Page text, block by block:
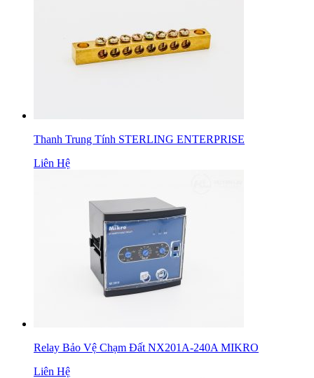
Thanh Trung Tính STERLING ENTERPRISE
Liên Hệ
Relay Bảo Vệ Chạm Đất NX201A-240A MIKRO
Liên Hệ